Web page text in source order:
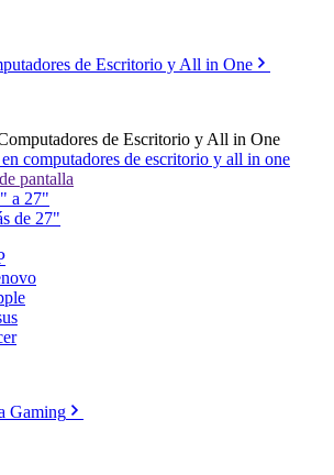
de Escritorio y All in One
de Escritorio y All in One
computadores de escritorio y all in one
pantalla
a 27"
de 27"
Gaming